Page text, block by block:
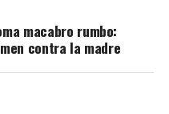
macabro rumbo:
contra la madre